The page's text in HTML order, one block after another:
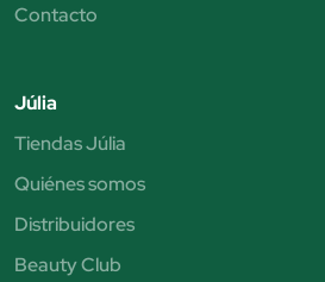
Contacto
Júlia
Tiendas Júlia
Quiénes somos
Distribuidores
Beauty Club